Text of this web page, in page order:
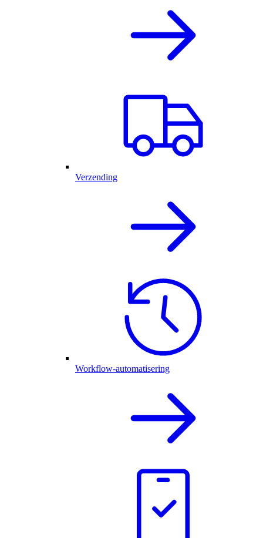
Verzending
Workflow-automatisering